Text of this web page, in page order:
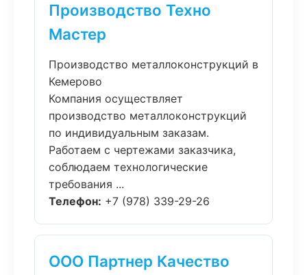
Производство Техно
Мастер
Производство металлоконструкций в
Кемерово
Компания осуществляет
производство металлоконструкций
по индивидуальным заказам.
Работаем с чертежами заказчика,
соблюдаем технологические
требования ...
Телефон: +7 (978) 339-29-26
ООО Партнер Качество